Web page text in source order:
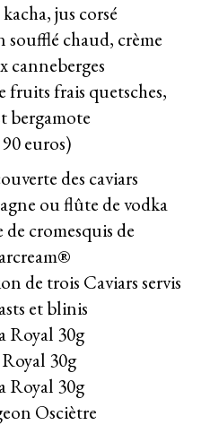
jus corsé
soufflé chaud, crème
canneberges
fruits frais quetsches,
bergamote
euros)
des caviars
ou flûte de vodka
de cromesquis de
de trois Caviars servis
et blinis
Royal 30g
30g
Royal 30g
Osciètre